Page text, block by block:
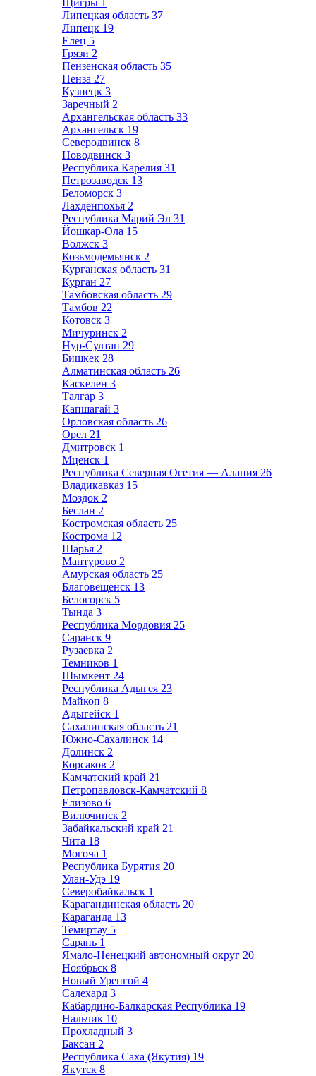
Щигры 1
Липецкая область 37
Липецк 19
Елец 5
Грязи 2
Пензенская область 35
Пенза 27
Кузнецк 3
Заречный 2
Архангельская область 33
Архангельск 19
Северодвинск 8
Новодвинск 3
Республика Карелия 31
Петрозаводск 13
Беломорск 3
Лахденпохья 2
Республика Марий Эл 31
Йошкар-Ола 15
Волжск 3
Козьмодемьянск 2
Курганская область 31
Курган 27
Тамбовская область 29
Тамбов 22
Котовск 3
Мичуринск 2
Нур-Султан 29
Бишкек 28
Алматинская область 26
Каскелен 3
Талгар 3
Капшагай 3
Орловская область 26
Орел 21
Дмитровск 1
Мценск 1
Республика Северная Осетия — Алания 26
Владикавказ 15
Моздок 2
Беслан 2
Костромская область 25
Кострома 12
Шарья 2
Мантурово 2
Амурская область 25
Благовещенск 13
Белогорск 5
Тында 3
Республика Мордовия 25
Саранск 9
Рузаевка 2
Темников 1
Шымкент 24
Республика Адыгея 23
Майкоп 8
Адыгейск 1
Сахалинская область 21
Южно-Сахалинск 14
Долинск 2
Корсаков 2
Камчатский край 21
Петропавловск-Камчатский 8
Елизово 6
Вилючинск 2
Забайкальский край 21
Чита 18
Могоча 1
Республика Бурятия 20
Улан-Удэ 19
Северобайкальск 1
Карагандинская область 20
Караганда 13
Темиртау 5
Сарань 1
Ямало-Ненецкий автономный округ 20
Ноябрьск 8
Новый Уренгой 4
Салехард 3
Кабардино-Балкарская Республика 19
Нальчик 10
Прохладный 3
Баксан 2
Республика Саха (Якутия) 19
Якутск 8